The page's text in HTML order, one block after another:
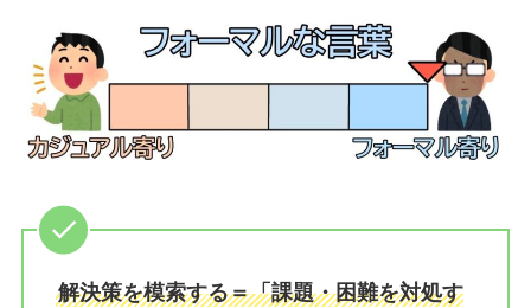
解決策を模索する＝「課題・困難を対処す